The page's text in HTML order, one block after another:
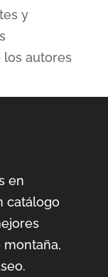
y
autores
en
catálogo
montaña,